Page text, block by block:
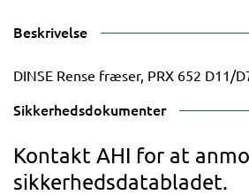
Beskrivelse
DINSE Rense fræser, PRX 652 D11/
Sikkerhedsdokumenter
Kontakt AHI for at
sikkerhedsdatabladet.